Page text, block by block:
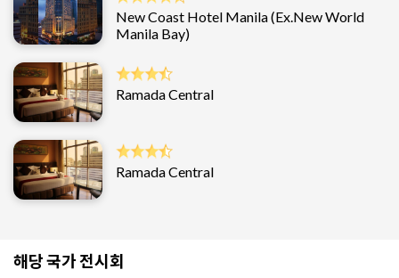
New Coast Hotel Manila (Ex.New World
Manila Bay)
Ramada Central
Ramada Central
해당 국가 전시회